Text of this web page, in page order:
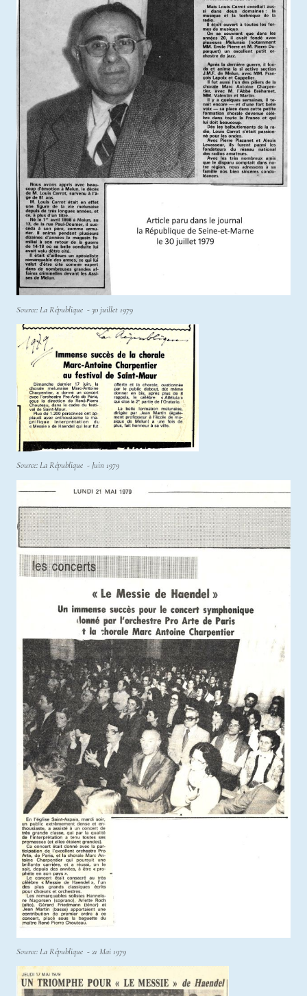
Source: La République - 30 juillet 1979
Source: La République - Juin 1979
Source: La République - 21 Mai 1979